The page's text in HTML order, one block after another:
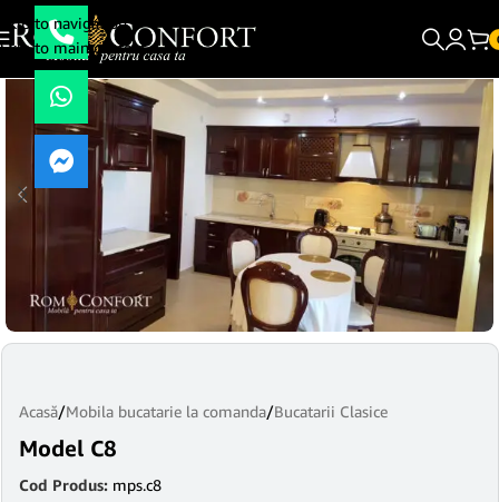
Skip to navigation
Skip to main content
Acasă/Mobila bucatarie la comanda/Bucatarii Clasice
Model C8
Cod Produs: mps.c8